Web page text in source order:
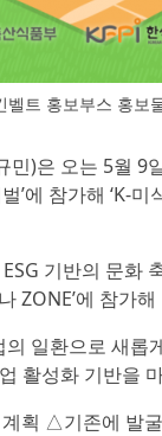
벨트 홍보부스 홍보
민)은 오는 5월 9
’에 참가해 ‘K-
기반의 문화
ZONE’에 참가
일환으로 새롭
활성화 기반을
획 △기존에 발